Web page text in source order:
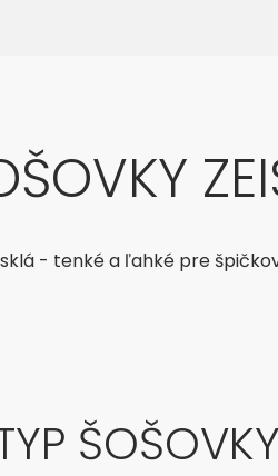
- tenké a ľahké pre
ŠOŠOVKY